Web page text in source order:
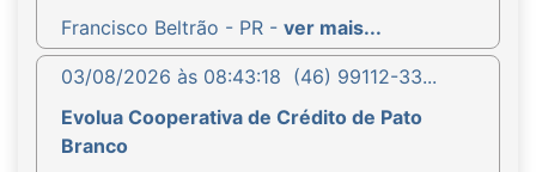
Francisco Beltrão - PR - ver mais...
03/08/2026 às 08:43:18 (46) 99112-33...
Evolua Cooperativa de Crédito de Pato
Branco